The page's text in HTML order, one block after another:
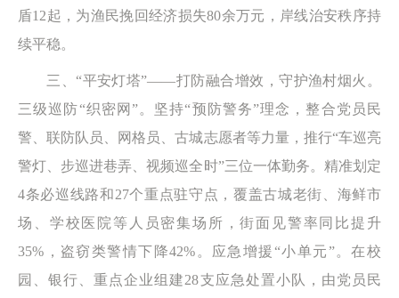
盾12起，为渔民挽回经济损失80余万元，岸线治安秩序持
续平稳。
三、“平安灯塔”——打防融合增效，守护渔村烟火。
三级巡防“织密网”。坚持“预防警务”理念，整合党员民
警、联防队员、网格员、古城志愿者等力量，推行“车巡亮
警灯、步巡进巷弄、视频巡全时”三位一体勤务。精准划定
4条必巡线路和27个重点驻守点，覆盖古城老街、海鲜市
场、学校医院等人员密集场所，街面见警率同比提升
35%，盗窃类警情下降42%。应急增援“小单元”。在校
园、银行、重点企业组建28支应急处置小队，由党员民